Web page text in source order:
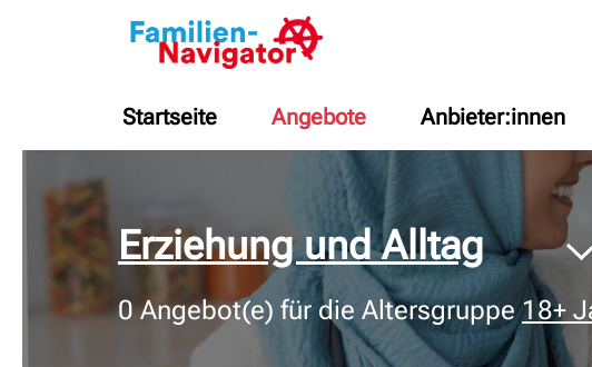
Startseite Angebote Anbieter:innen
Erziehung und Alltag
0Angebot(e) für die Altersgruppe18+